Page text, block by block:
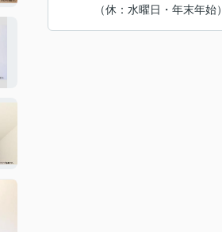
（休：水曜日・年末年始）